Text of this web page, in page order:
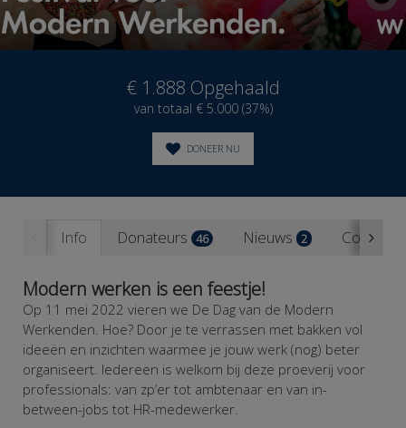
€ 1.888 Opgehaald
van totaal € 5.000 (37%)
DONEER NU
Info Donateurs 46 Nieuws 2 Contact
Modern werken is een feestje!
Op 11 mei 2022 vieren we De Dag van de Modern
Werkenden. Hoe? Door je te verrassen met bakken vol
ideeën en inzichten waarmee je jouw werk (nog) beter
organiseert. Iedereen is welkom bij deze proeverij voor
professionals: van zp’er tot ambtenaar en van in-
between-jobs tot HR-medewerker.